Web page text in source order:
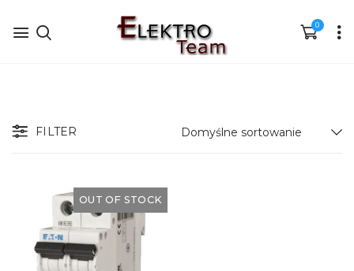
0
FILTER
OUT OF STOCK